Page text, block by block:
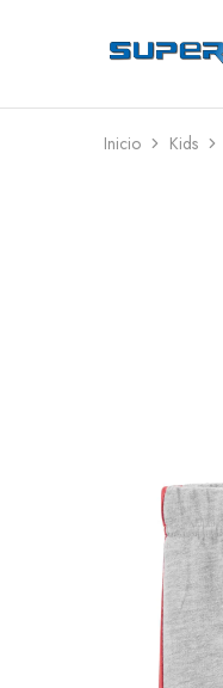
SuperMarkas
Ropa
Envío
gratis*
Inicio Kids